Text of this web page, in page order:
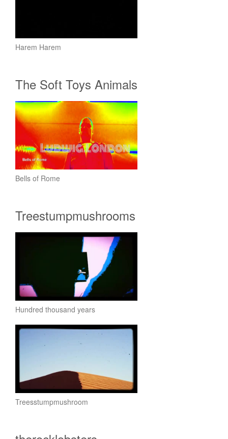
Harem Harem
The Soft Toys Animals
Bells of Rome
Treestumpmushrooms
Hundred thousand years
Treesstumpmushroom